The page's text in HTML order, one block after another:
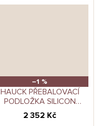
–1 %
HAUCK PŘEBALOVACÍ
PODLOŽKA SILICON
CHANGE N CLEAN,
ANTRACIT
2 352 Kč